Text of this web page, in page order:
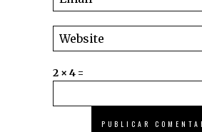
2 × 4 =